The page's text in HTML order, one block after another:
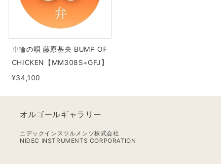
BUMP
OF
CHICKEN【MM308S+GFJ】
車輪の唄 藤原基央 BUMP OF
CHICKEN【MM308S+GFJ】
¥34,100
オルゴールギャラリー
ニデックインスツルメンツ株式会社
NIDEC INSTRUMENTS CORPORATION